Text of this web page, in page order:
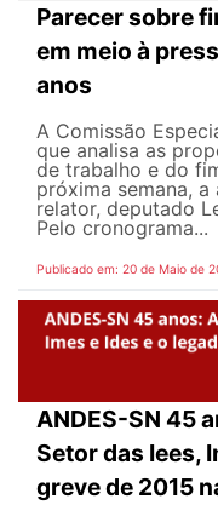
Parecer sobre
em meio à
anos
A Comissão
que analisa as
de trabalho e do
próxima semana,
relator, deputado
Pelo cronograma...
Publicado em: 20 de Maio de
ANDES-SN 45
Setor das Iees,
greve de 2015